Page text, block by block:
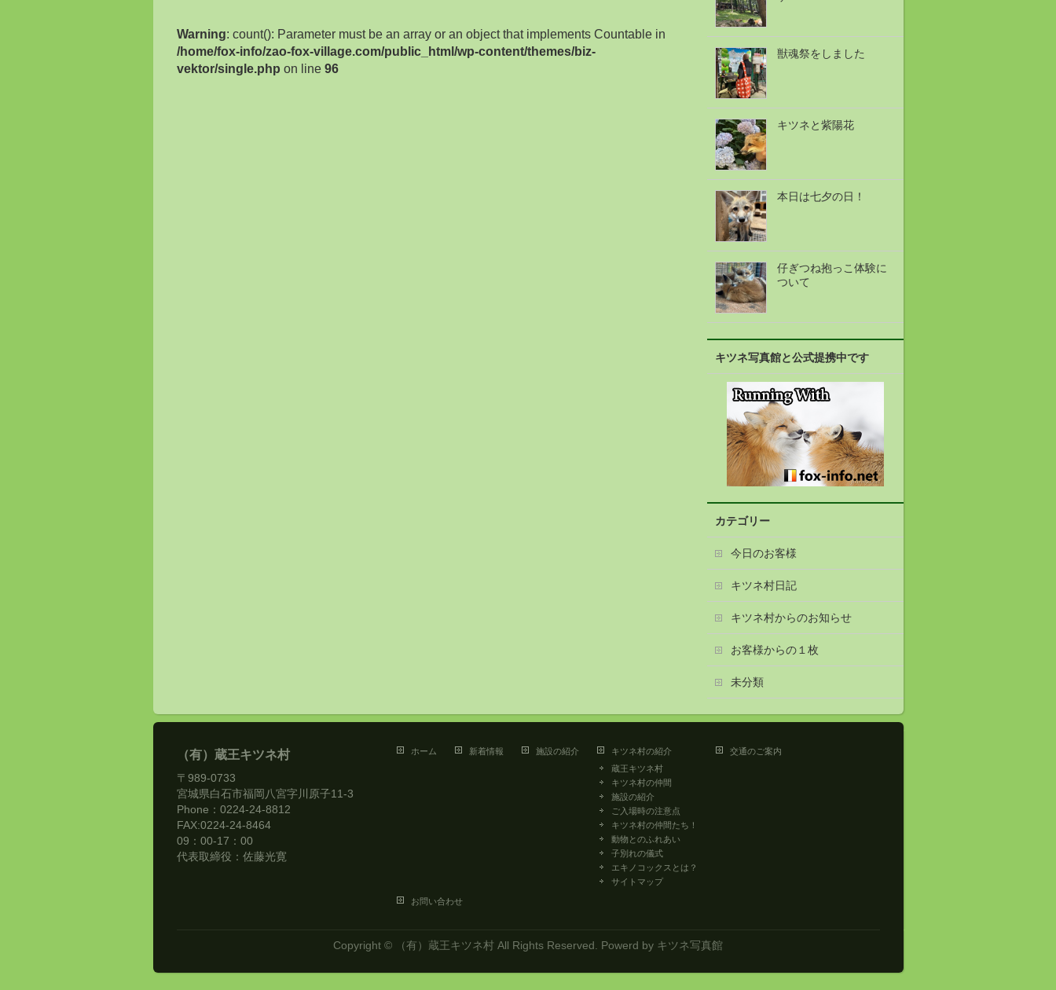
Warning: count(): Parameter must be an array or an object that implements Countable in
/home/fox-info/zao-fox-village.com/public_html/wp-content/themes/biz-
vektor/single.php on line 96
獣魂祭をしました
キツネと紫陽花
本日は七夕の日！
仔ぎつね抱っこ体験に
ついて
キツネ写真館と公式提携中です
カテゴリー
今日のお客様
キツネ村日記
キツネ村からのお知らせ
お客様からの１枚
未分類
（有）蔵王キツネ村
〒989-0733
宮城県白石市福岡八宮字川原子11-3
Phone：0224-24-8812
FAX:0224-24-8464
09：00-17：00
代表取締役：佐藤光寛
ホーム 新着情報 施設の紹介
キツネ村の紹介
蔵王キツネ村
キツネ村の仲間
施設の紹介
ご入場時の注意点
キツネ村の仲間たち！
動物とのふれあい
子別れの儀式
エキノコックスとは？
サイトマップ
交通のご案内
お問い合わせ
Copyright © （有）蔵王キツネ村 All Rights Reserved. Powerd by キツネ写真館